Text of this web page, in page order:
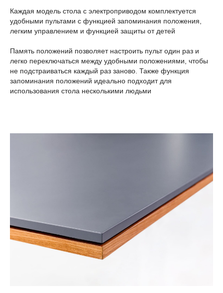
Каждая модель стола с электроприводом комплектуется
удобными пультами с функцией запоминания положения,
легким управлением и функцией защиты от детей
Память положений позволяет настроить пульт один раз и
легко переключаться между удобными положениями, чтобы
не подстраиваться каждый раз заново. Также функция
запоминания положений идеально подходит для
использования стола несколькими людьми